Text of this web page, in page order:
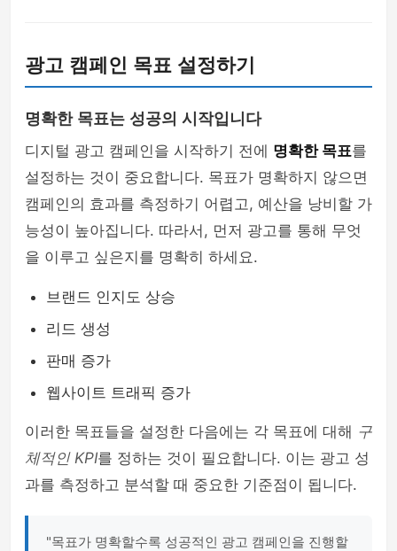
광고 캠페인 목표 설정하기
명확한 목표는 성공의 시작입니다
디지털 광고 캠페인을 시작하기 전에 명확한 목표를
설정하는 것이 중요합니다. 목표가 명확하지 않으면
캠페인의 효과를 측정하기 어렵고, 예산을 낭비할 가
능성이 높아집니다. 따라서, 먼저 광고를 통해 무엇
을 이루고 싶은지를 명확히 하세요.
브랜드 인지도 상승
리드 생성
판매 증가
웹사이트 트래픽 증가
이러한 목표들을 설정한 다음에는 각 목표에 대해 구
체적인 KPI를 정하는 것이 필요합니다. 이는 광고 성
과를 측정하고 분석할 때 중요한 기준점이 됩니다.
"목표가 명확할수록 성공적인 광고 캠페인을 진행할